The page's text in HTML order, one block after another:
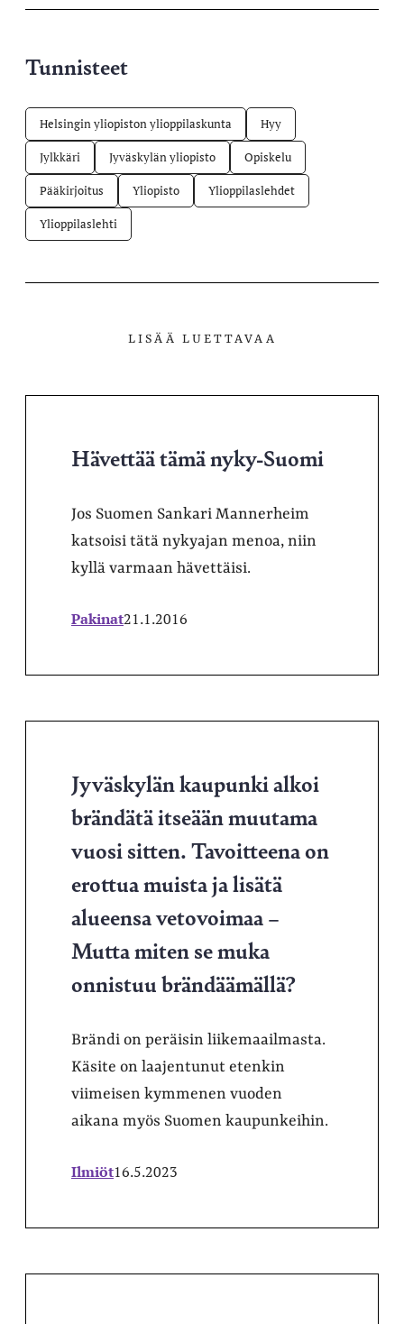
Tunnisteet
Helsingin yliopiston ylioppilaskunta Hyy
Jylkkäri Jyväskylän yliopisto Opiskelu
Pääkirjoitus Yliopisto Ylioppilaslehdet
Ylioppilaslehti
LISÄÄ LUETTAVAA
Hävettää tämä nyky-Suomi
Jos Suomen Sankari Mannerheim
katsoisi tätä nykyajan menoa, niin
kyllä varmaan hävettäisi.
Pakinat21.1.2016
Jyväskylän kaupunki alkoi
brändätä itseään muutama
vuosi sitten. Tavoitteena on
erottua muista ja lisätä
alueensa vetovoimaa –
Mutta miten se muka
onnistuu brändäämällä?
Brändi on peräisin liikemaailmasta.
Käsite on laajentunut etenkin
viimeisen kymmenen vuoden
aikana myös Suomen kaupunkeihin.
Ilmiöt16.5.2023